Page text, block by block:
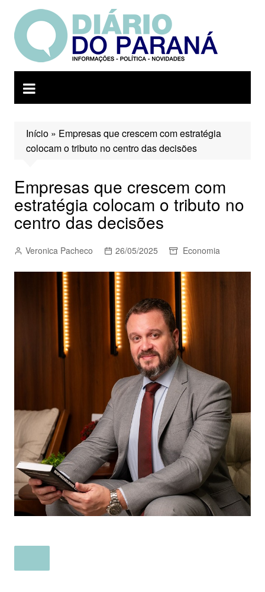
para
conteúdo
Início» Empresas que crescem com estratégia
colocam o tributo no centro das decisões
Empresas que crescem com
estratégia colocam o tributo no
centro das decisões
Veronica Pacheco 26/05/2025 Economia